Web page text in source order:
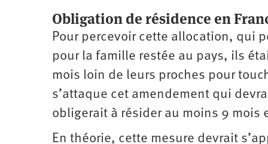
Obligation de résidence en
Pour percevoir cette allocation, qui
pour la famille restée au pays, ils
mois loin de leurs proches pour
s’attaque cet amendement qui
obligerait à résider au moins 9 mois
En théorie, cette mesure devrait